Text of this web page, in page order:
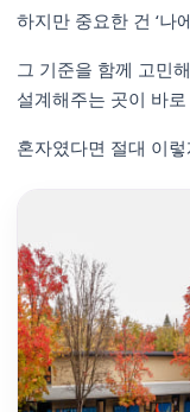
하지만 중요한 건 ‘나
그 기준을 함께 고민
설계해주는 곳이 바
혼자였다면 절대 이